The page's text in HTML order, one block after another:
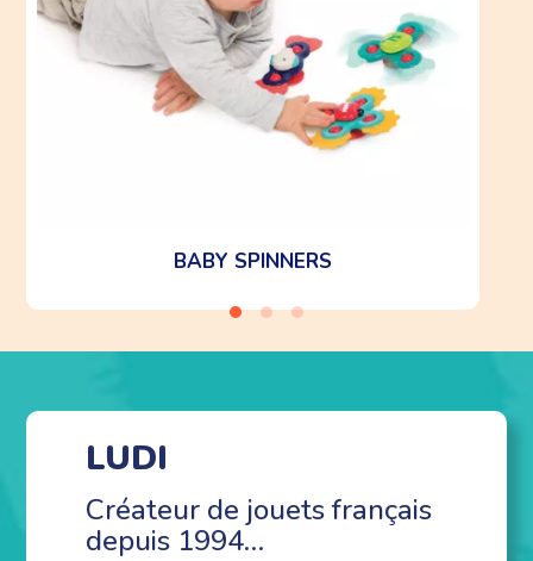
BABY SPINNERS
LUDI
Créateur de jouets français
depuis 1994…